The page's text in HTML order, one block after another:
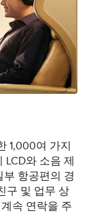
1,000여 가지
와 소음 제
항공편의 경
구 및 업무 상
속 연락을 주